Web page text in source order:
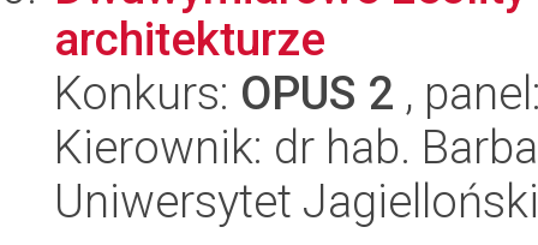
architekturze
Konkurs: OPUS 2 ,
Kierownik: dr hab.
Uniwersytet